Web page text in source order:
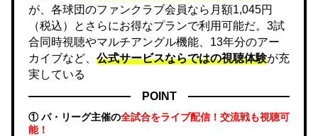
が、各球団のファンクラブ会員なら月額1,045円
（税込）とさらにお得なプランで利用可能だ。3試
合同時視聴やマルチアングル機能、13年分のアー
カイブなど、 公式サービスならではの視聴体験が充
実している
POINT
① パ・リーグ主催の全試合をライブ配信！交流戦も視聴可
能！